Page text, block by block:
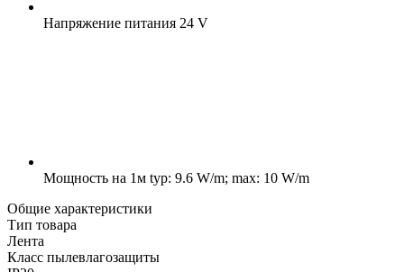
Напряжение питания 24 V
Мощность на 1м typ: 9.6 W/m; max: 10 W/m
Общие характеристики
Тип товара
Лента
Класс пылевлагозащиты